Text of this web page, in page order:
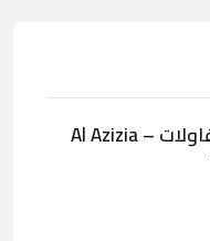
وصف شركة أبراج العزيزية للمقاولات – Al Azizia